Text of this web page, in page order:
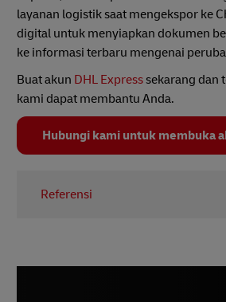
layanan logistik saat mengekspor ke
digital untuk menyiapkan dokumen
ke informasi terbaru mengenai
Buat akun DHL Expresssekarang dan
kami dapat membantu Anda.
Hubungi kami untuk membuka
Referensi